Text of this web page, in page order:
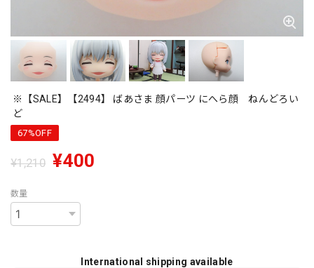
※【SALE】【2494】 ばあさま 顔パーツ にへら顔 ねんどろい
ど
67%OFF
¥1,210 ¥400
数量
International shipping available